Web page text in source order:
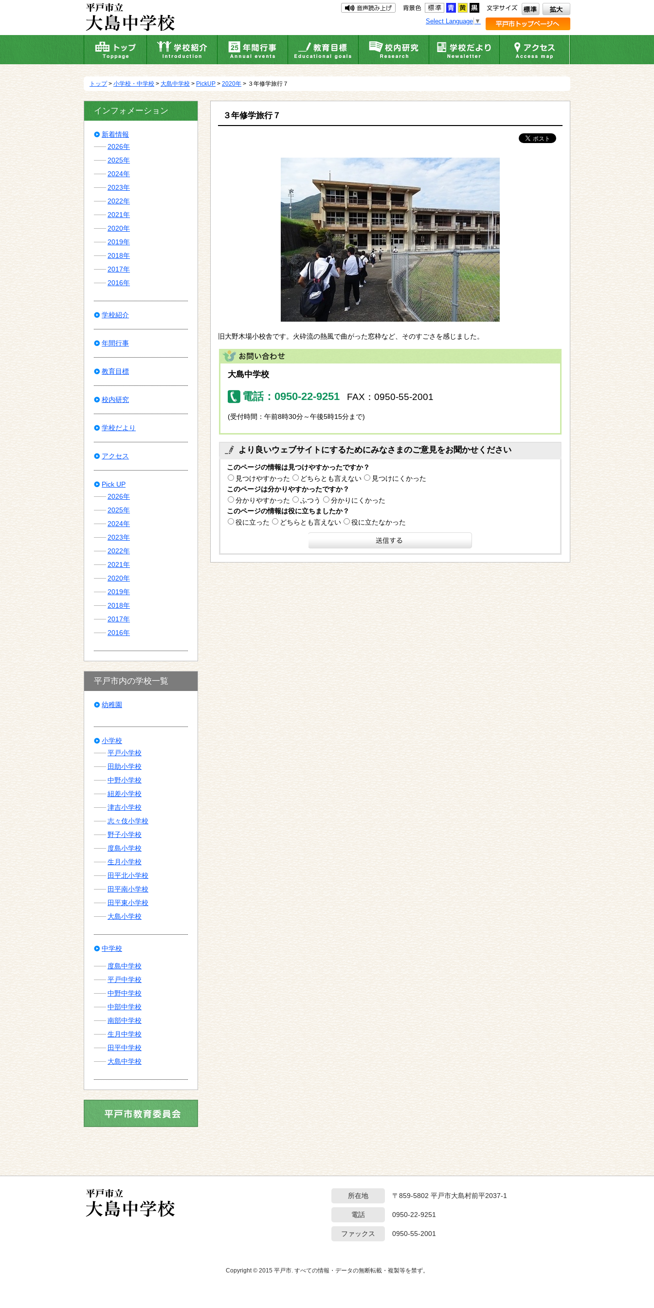
動
Select Language ▼
トップ> 小学校・中学校 > 大島中学校 > PickUP > 2020年 > ３年修学旅行７
３年修学旅行７
旧大野木場小校舎です。火砕流の熱風で曲がった窓枠など、そのすごさを感じました。
大島中学校
電話：0950-22-9251 FAX：0950-55-2001
(受付時間：午前8時30分～午後5時15分まで)
より良いウェブサイトにするためにみなさまのご意見をお聞かせください
このページの情報は見つけやすかったですか？
見つけやすかった
どちらとも言えない
見つけにくかった
このページは分かりやすかったですか？
分かりやすかった
ふつう
分かりにくかった
このページの情報は役に立ちましたか？
役に立った
どちらとも言えない 役に立たなかった
インフォメーション
新着情報
2026年
2025年
2024年
2023年
2022年
2021年
2020年
2019年
2018年
2017年
2016年
学校紹介
年間行事
教育目標
校内研究
学校だより
アクセス
Pick UP
2026年
2025年
2024年
2023年
2022年
2021年
2020年
2019年
2018年
2017年
2016年
平戸市内の学校一覧
幼稚園
小学校
平戸小学校
田助小学校
中野小学校
紐差小学校
津吉小学校
志々伎小学校
野子小学校
度島小学校
生月小学校
田平北小学校
田平南小学校
田平東小学校
大島小学校
中学校
度島中学校
平戸中学校
中野中学校
中部中学校
南部中学校
生月中学校
田平中学校
大島中学校
所在地 〒859-5802 平戸市大島村前平2037-1
電話 0950-22-9251
ファックス 0950-55-2001
Copyright © 2015 平戸市. すべての情報・データの無断転載・複製等を禁ず。